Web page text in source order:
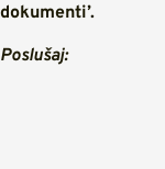
dokumenti’.
Poslušaj: